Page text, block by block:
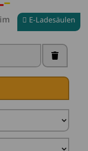
E-Ladesäulen
-Spritpreise